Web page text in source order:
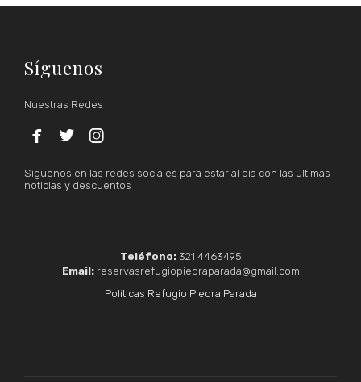
Síguenos
Nuestras Redes
  
Síguenos en las redes sociales para estar al día con las últimas
noticias y descuentos
Teléfono:321 4463495
Email:reservasrefugiopiedraparada@gmail.com
Políticas Refugio Piedra Parada